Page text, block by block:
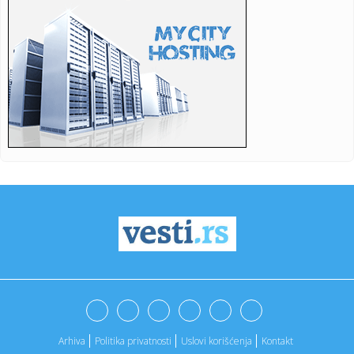
17:26:
17:25:ŠTA ĆE REĆI DELIJE? Tiknizjan na meti dobro poznatog
kluba!
17:19:Lažomer: "Apsurdna diktatura blokadera; Apsolutna
poslušnost" V...
17:19:Nova eskalacija u Ormuskom moreuzu: Napadnuta tri
naftna broda
Od 'strašno je' do 'političke igre': Očekivanja od posete
Malo je! Siti odbio Barsinu ponudu za Rodrija
17:11:"The Fugees" se vraćaju posle skoro 30 godina? Lorin Hil
Arhiva Politika privatnosti Uslovi korišćenja Kontakt